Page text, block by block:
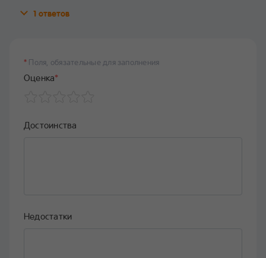
1 ответов
* Поля, обязательные для заполнения
Оценка*
Достоинства
Недостатки